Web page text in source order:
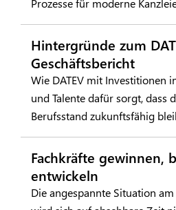
Prozesse für moderne
Hintergründe zum
Geschäftsbericht
Wie DATEV mit Investitionen
und Talente dafür sorgt, dass
Berufsstand zukunftsfähig
Fachkräfte gewinnen,
entwickeln
Die angespannte Situation